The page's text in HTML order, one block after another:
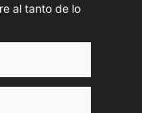
al tanto de lo